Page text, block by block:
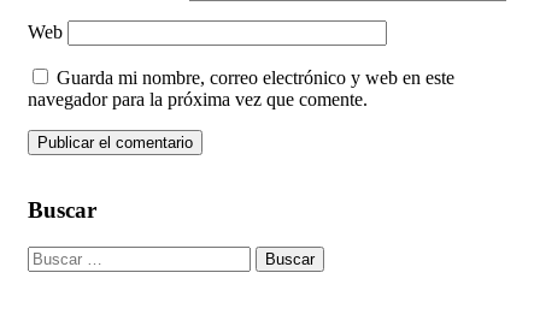
Web
Guarda mi nombre, correo electrónico y web en este
navegador para la próxima vez que comente.
Buscar
Search
for: